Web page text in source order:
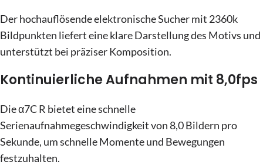
Der hochauflösende elektronische Sucher mit 2360k
Bildpunkten liefert eine klare Darstellung des Motivs und
unterstützt bei präziser Komposition.
Kontinuierliche Aufnahmen mit 8,0fps
Die α7C R bietet eine schnelle
Serienaufnahmegeschwindigkeit von 8,0 Bildern pro
Sekunde, um schnelle Momente und Bewegungen
festzuhalten.